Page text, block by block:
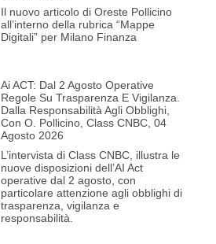
Il nuovo articolo di Oreste Pollicino
all’interno della rubrica “Mappe
Digitali” per Milano Finanza
Ai ACT: Dal 2 Agosto Operative
Regole Su Trasparenza E Vigilanza.
Dalla Responsabilità Agli Obblighi,
Con O. Pollicino, Class CNBC, 04
Agosto 2026
L’intervista di Class CNBC, illustra le
nuove disposizioni dell’AI Act
operative dal 2 agosto, con
particolare attenzione agli obblighi di
trasparenza, vigilanza e
responsabilità.